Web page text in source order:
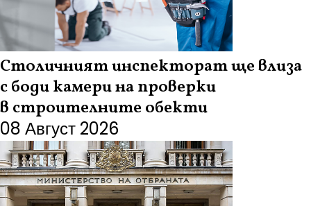
Столичният инспекторат ще влиза
с боди камери на проверки
в строителните обекти
08 Август 2026